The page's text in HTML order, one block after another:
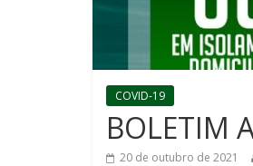
COVID-19
BOLETIM
20 de outubro de 2021